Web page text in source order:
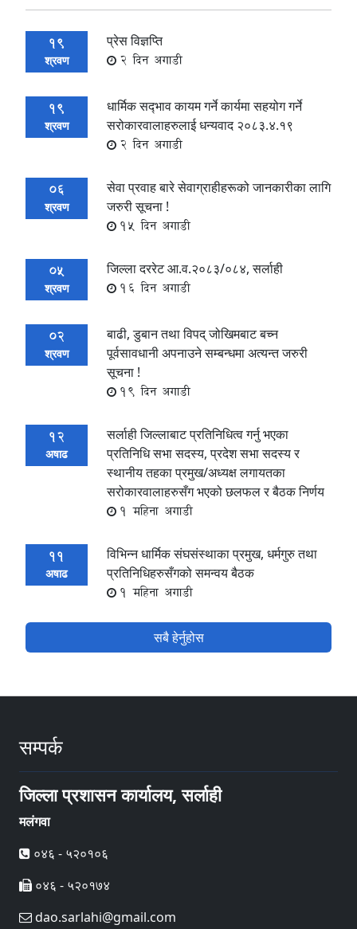
19
श्रवण
प्रेस विज्ञप्ति
2 दिन अगाडी
19
श्रवण
धार्मिक सद्‍भाव कायम गर्ने कार्यमा सहयोग गर्ने
सरोकारवालाहरुलाई धन्यवाद २०८३.४.१९
2 दिन अगाडी
06
श्रवण
सेवा प्रवाह बारे सेवाग्राहीहरूको जानकारीका लागि
जरुरी सूचना !
15 दिन अगाडी
05
श्रवण
जिल्ला दररेट आ.व.२०८३/०८४, सर्लाही
16 दिन अगाडी
02
श्रवण
बाढी, डुबान तथा विपद् जोखिमबाट बच्न
पूर्वसावधानी अपनाउने सम्बन्धमा अत्यन्त जरुरी
सूचना !
19 दिन अगाडी
12
अषाढ
सर्लाही जिल्लाबाट प्रतिनिधित्व गर्नु भएका
प्रतिनिधि सभा सदस्य, प्रदेश सभा सदस्य र
स्थानीय तहका प्रमुख/अध्यक्ष लगायतका
सरोकारवालाहरुसँग भएको छलफल र बैठक निर्णय
1 महिना अगाडी
11
अषाढ
विभिन्न धार्मिक संघसंस्थाका प्रमुख, धर्मगुरु तथा
प्रतिनिधिहरुसँगको समन्वय बैठक
1 महिना अगाडी
सबै हेर्नुहोस
सम्पर्क
जिल्ला प्रशासन कार्यालय, सर्लाही
मलंगवा
०४६ - ५२०१०६
०४६ - ५२०१७४
dao.sarlahi@gmail.com